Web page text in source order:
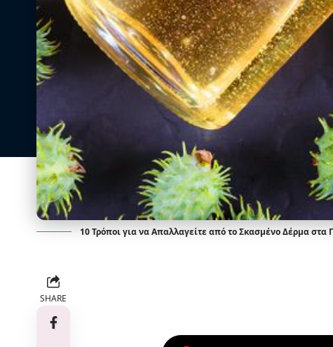
10 Τρόποι για να Απαλλαγείτε από το Σκασμένο Δέρμα στα
SHARE